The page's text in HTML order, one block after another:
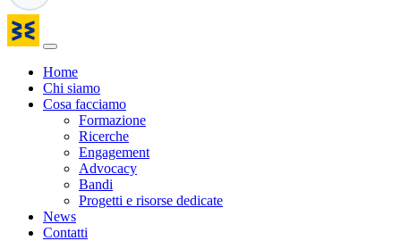
Home
Chi siamo
Cosa facciamo
Formazione
Ricerche
Engagement
Advocacy
Bandi
Progetti e risorse dedicate
News
Contatti